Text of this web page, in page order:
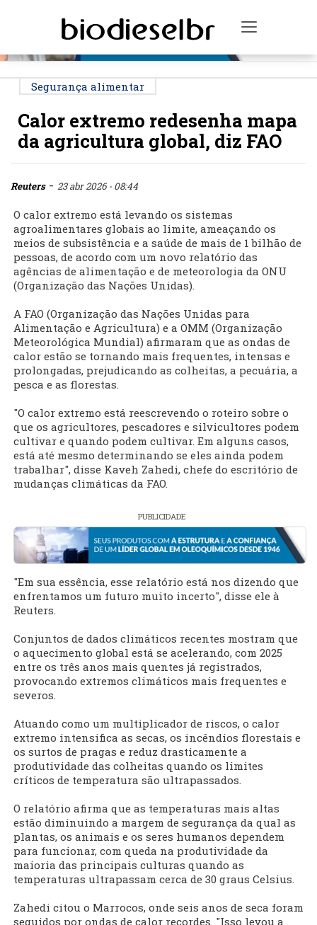
Toggle
Segurança alimentar
Calor extremo redesenha mapa
da agricultura global, diz FAO
Reuters- 23 abr 2026 - 08:44
O calor extremo está levando os sistemas
agroalimentares globais ao limite, ameaçando os
meios de subsistência e a saúde de mais de 1 bilhão de
pessoas, de acordo com um novo relatório das
agências de alimentação e de meteorologia da ONU
(Organização das Nações Unidas).
A FAO (Organização das Nações Unidas para
Alimentação e Agricultura) e a OMM (Organização
Meteorológica Mundial) afirmaram que as ondas de
calor estão se tornando mais frequentes, intensas e
prolongadas, prejudicando as colheitas, a pecuária, a
pesca e as florestas.
"O calor extremo está reescrevendo o roteiro sobre o
que os agricultores, pescadores e silvicultores podem
cultivar e quando podem ⁠cultivar. Em alguns casos,
está até mesmo determinando se eles ainda podem
trabalhar", disse Kaveh Zahedi, chefe do escritório de
mudanças climáticas da FAO.
PUBLICIDADE
"Em sua essência, esse relatório está nos dizendo que
enfrentamos um futuro muito incerto", disse ele à
⁠Reuters.
Conjuntos de dados climáticos recentes mostram que
o aquecimento ⁠global está se acelerando, com 2025
entre os três anos mais quentes já registrados,
provocando ‌extremos climáticos mais frequentes e
severos.
Atuando como um multiplicador de riscos, o calor
extremo intensifica as secas, os ⁠incêndios florestais e
os surtos de pragas e reduz drasticamente a
produtividade das colheitas quando os limites
críticos de temperatura são ultrapassados.
O relatório afirma que as temperaturas mais altas
estão diminuindo a margem de segurança da qual as
plantas, os ‌animais ⁠e os seres humanos ‌dependem
para funcionar, com queda na produtividade da
maioria das principais culturas quando as
temperaturas ultrapassam cerca de 30 graus Celsius.
Zahedi citou o Marrocos, onde seis anos de seca foram
seguidos por ondas de calor recordes. "Isso levou ⁠a